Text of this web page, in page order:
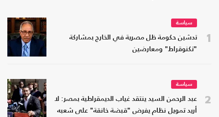
1
سياسة
تدشين حكومة ظل مصرية في الخارج بمشاركة
"تكنوقراط" ومعارضين
2
سياسة
عبد الرحمن السيد ينتقد غياب الديمقراطية بمصر: لا
أريد تمويل نظام يفرض "قبضة خانقة" على شعبه